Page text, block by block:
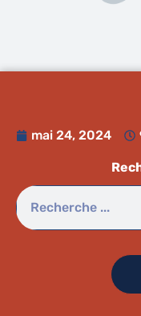
mai 24, 2024